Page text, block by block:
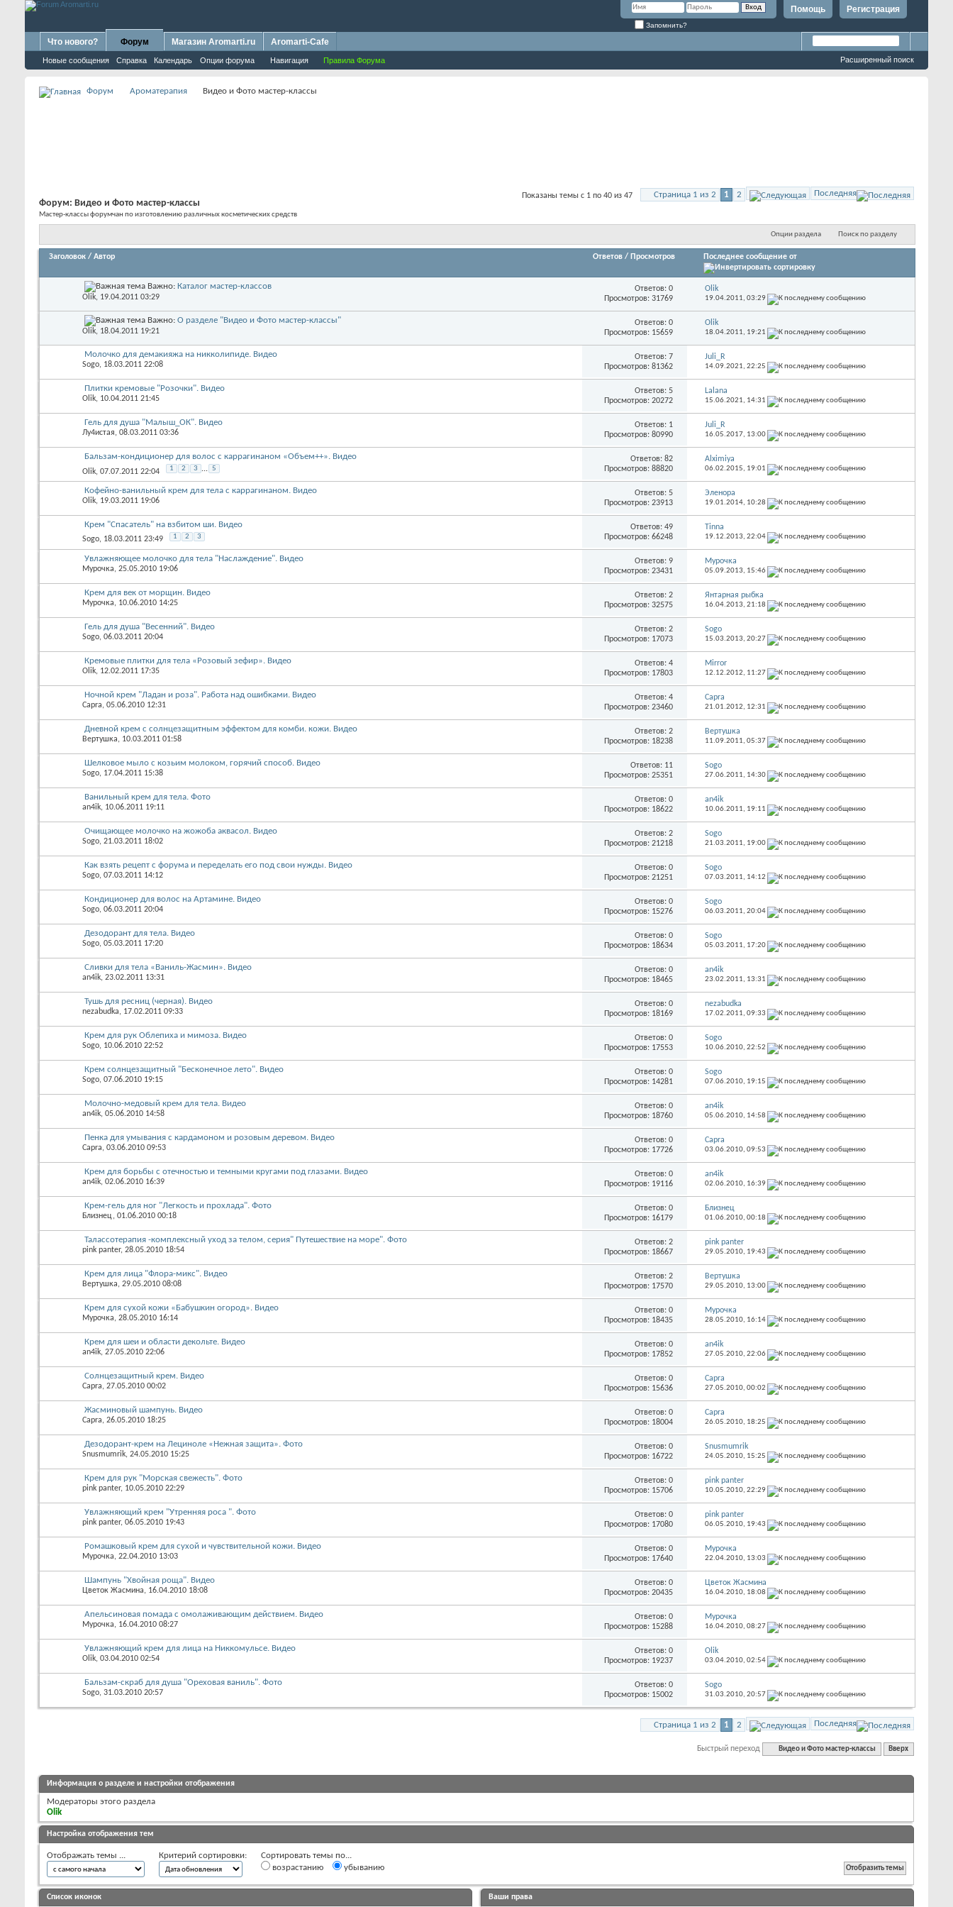
Регистрация
Помощь
Запомнить?
Что нового? Форум
Новые сообщения Справка Календарь Опции форума Навигация Правила Форума
Магазин Aromarti.ru Aromarti-Cafe
Расширенный поиск
Форум Ароматерапия Видео и Фото мастер-классы
Страница 1 из 2 1 2 Последняя
Показаны темы с 1 по 40 из 47
Форум: Видео и Фото мастер-классы
Мастер-классы форумчан по изготовлению различных косметических средств
Опции раздела Поиск по разделу
Заголовок / Автор Ответов / Просмотров Последнее сообщение от
Важно: Каталог мастер-классов
Olik, 19.04.2011 03:29
Ответов: 0
Просмотров: 31769
Olik
19.04.2011, 03:29
Важно: О разделе "Видео и Фото мастер-классы"
Olik, 18.04.2011 19:21
Ответов: 0
Просмотров: 15659
Olik
18.04.2011, 19:21
Молочко для демакияжа на никколипиде. Видео
Sogo, 18.03.2011 22:08
Ответов: 7
Просмотров: 81362
Juli_R
14.09.2021, 22:25
Плитки кремовые "Розочки". Видео
Olik, 10.04.2011 21:45
Ответов: 5
Просмотров: 20272
Lalana
15.06.2021, 14:31
Гель для душа "Малыш_ОК". Видео
Лу4истая, 08.03.2011 03:36
Ответов: 1
Просмотров: 80990
Juli_R
16.05.2017, 13:00
Бальзам-кондиционер для волос с каррагинаном «Объем++». Видео
Olik, 07.07.2011 22:04 1 2 3 ... 5
Ответов: 82
Просмотров: 88820
Alximiya
06.02.2015, 19:01
Кофейно-ванильный крем для тела с каррагинаном. Видео
Olik, 19.03.2011 19:06
Ответов: 5
Просмотров: 23913
Эленора
19.01.2014, 10:28
Крем "Спасатель" на взбитом ши. Видео
Sogo, 18.03.2011 23:49 1 2 3
Ответов: 49
Просмотров: 66248
Tinna
19.12.2013, 22:04
Увлажняющее молочко для тела "Наслаждение". Видео
Мурочка, 25.05.2010 19:06
Ответов: 9
Просмотров: 23431
Мурочка
05.09.2013, 15:46
Крем для век от морщин. Видео
Мурочка, 10.06.2010 14:25
Ответов: 2
Просмотров: 32575
Янтарная рыбка
16.04.2013, 21:18
Гель для душа "Весенний". Видео
Sogo, 06.03.2011 20:04
Ответов: 2
Просмотров: 17073
Sogo
15.03.2013, 20:27
Кремовые плитки для тела «Розовый зефир». Видео
Olik, 12.02.2011 17:35
Ответов: 4
Просмотров: 17803
Mirror
12.12.2012, 11:27
Ночной крем "Ладан и роза". Работа над ошибками. Видео
Capra, 05.06.2010 12:31
Ответов: 4
Просмотров: 23460
Capra
21.01.2012, 12:31
Дневной крем с солнцезащитным эффектом для комби. кожи. Видео
Вертушка, 10.03.2011 01:58
Ответов: 2
Просмотров: 18238
Вертушка
11.09.2011, 05:37
Шелковое мыло с козьим молоком, горячий способ. Видео
Sogo, 17.04.2011 15:38
Ответов: 11
Просмотров: 25351
Sogo
27.06.2011, 14:30
Ванильный крем для тела. Фото
an4ik, 10.06.2011 19:11
Ответов: 0
Просмотров: 18622
an4ik
10.06.2011, 19:11
Очищающее молочко на жожоба аквасол. Видео
Sogo, 21.03.2011 18:02
Ответов: 2
Просмотров: 21218
Sogo
21.03.2011, 19:00
Как взять рецепт с форума и переделать его под свои нужды. Видео
Sogo, 07.03.2011 14:12
Ответов: 0
Просмотров: 21251
Sogo
07.03.2011, 14:12
Кондиционер для волос на Артамине. Видео
Sogo, 06.03.2011 20:04
Ответов: 0
Просмотров: 15276
Sogo
06.03.2011, 20:04
Дезодорант для тела. Видео
Sogo, 05.03.2011 17:20
Ответов: 0
Просмотров: 18634
Sogo
05.03.2011, 17:20
Сливки для тела «Ваниль-Жасмин». Видео
an4ik, 23.02.2011 13:31
Ответов: 0
Просмотров: 18465
an4ik
23.02.2011, 13:31
Тушь для ресниц (черная). Видео
nezabudka, 17.02.2011 09:33
Ответов: 0
Просмотров: 18169
nezabudka
17.02.2011, 09:33
Крем для рук Облепиха и мимоза. Видео
Sogo, 10.06.2010 22:52
Ответов: 0
Просмотров: 17553
Sogo
10.06.2010, 22:52
Крем солнцезащитный "Бесконечное лето". Видео
Sogo, 07.06.2010 19:15
Ответов: 0
Просмотров: 14281
Sogo
07.06.2010, 19:15
Молочно-медовый крем для тела. Видео
an4ik, 05.06.2010 14:58
Ответов: 0
Просмотров: 18760
an4ik
05.06.2010, 14:58
Пенка для умывания с кардамоном и розовым деревом. Видео
Capra, 03.06.2010 09:53
Ответов: 0
Просмотров: 17726
Capra
03.06.2010, 09:53
Крем для борьбы с отечностью и темными кругами под глазами. Видео
an4ik, 02.06.2010 16:39
Ответов: 0
Просмотров: 19116
an4ik
02.06.2010, 16:39
Крем-гель для ног "Легкость и прохлада". Фото
Близнец, 01.06.2010 00:18
Ответов: 0
Просмотров: 16179
Близнец
01.06.2010, 00:18
Талассотерапия -комплексный уход за телом, серия" Путешествие на море". Фото
pink panter, 28.05.2010 18:54
Ответов: 2
Просмотров: 18667
pink panter
29.05.2010, 19:43
Крем для лица "Флора-микс". Видео
Вертушка, 29.05.2010 08:08
Ответов: 2
Просмотров: 17570
Вертушка
29.05.2010, 13:00
Крем для сухой кожи «Бабушкин огород». Видео
Мурочка, 28.05.2010 16:14
Ответов: 0
Просмотров: 18435
Мурочка
28.05.2010, 16:14
Крем для шеи и области декольте. Видео
an4ik, 27.05.2010 22:06
Ответов: 0
Просмотров: 17852
an4ik
27.05.2010, 22:06
Солнцезащитный крем. Видео
Capra, 27.05.2010 00:02
Ответов: 0
Просмотров: 15636
Capra
27.05.2010, 00:02
Жасминовый шампунь. Видео
Capra, 26.05.2010 18:25
Ответов: 0
Просмотров: 18004
Capra
26.05.2010, 18:25
Дезодорант-крем на Лециноле «Нежная защита». Фото
Snusmumrik, 24.05.2010 15:25
Ответов: 0
Просмотров: 16722
Snusmumrik
24.05.2010, 15:25
Крем для рук "Морская свежесть". Фото
pink panter, 10.05.2010 22:29
Ответов: 0
Просмотров: 15706
pink panter
10.05.2010, 22:29
Увлажняющий крем "Утренняя роса ". Фото
pink panter, 06.05.2010 19:43
Ответов: 0
Просмотров: 17080
pink panter
06.05.2010, 19:43
Ромашковый крем для сухой и чувствительной кожи. Видео
Мурочка, 22.04.2010 13:03
Ответов: 0
Просмотров: 17640
Мурочка
22.04.2010, 13:03
Шампунь "Хвойная роща". Видео
Цветок Жасмина, 16.04.2010 18:08
Ответов: 0
Просмотров: 20435
Цветок Жасмина
16.04.2010, 18:08
Апельсиновая помада с омолаживающим действием. Видео
Мурочка, 16.04.2010 08:27
Ответов: 0
Просмотров: 15288
Мурочка
16.04.2010, 08:27
Увлажняющий крем для лица на Никкомульсе. Видео
Olik, 03.04.2010 02:54
Ответов: 0
Просмотров: 19237
Olik
03.04.2010, 02:54
Бальзам-скраб для душа "Ореховая ваниль". Фото
Sogo, 31.03.2010 20:57
Ответов: 0
Просмотров: 15002
Sogo
31.03.2010, 20:57
Страница 1 из 2 1 2 Последняя
Быстрый переход Видео и Фото мастер-классы Вверх
Информация о разделе и настройки отображения
Модераторы этого раздела
Olik
Настройка отображения тем
Отображать темы ... Критерий сортировки:
Сортировать темы по...
возрастанию
убыванию
Список иконок Ваши права